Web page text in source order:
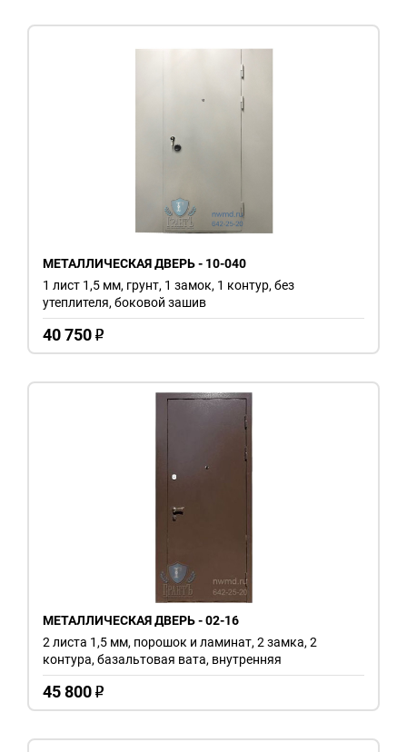
МЕТАЛЛИЧЕСКАЯ ДВЕРЬ - 10-040
40 750 o
1 лист 1,5 мм, грунт, 1 замок, 1 контур, без
утеплителя, боковой зашив
МЕТАЛЛИЧЕСКАЯ ДВЕРЬ - 02-16
45 800 o
2 листа 1,5 мм, порошок и ламинат, 2 замка, 2
контура, базальтовая вата, внутренняя